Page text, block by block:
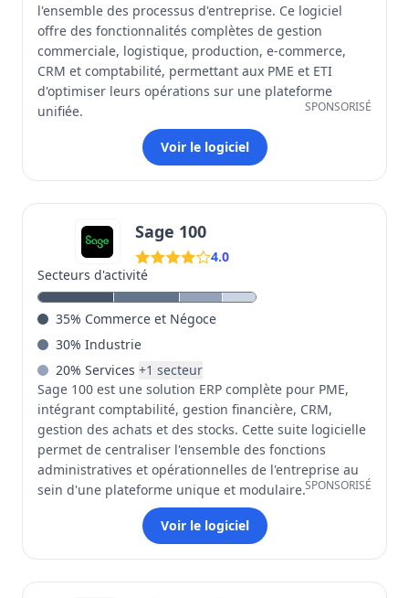
l'ensemble des processus d'entreprise. Ce logiciel
offre des fonctionnalités complètes de gestion
commerciale, logistique, production, e-commerce,
CRM et comptabilité, permettant aux PME et ETI
d'optimiser leurs opérations sur une plateforme
unifiée.
SPONSORISÉ
Voir le logiciel
Sage 100
4.0
Secteurs d'activité
35% Commerce et Négoce
30% Industrie
20% Services +1 secteur
Sage 100 est une solution ERP complète pour PME,
intégrant comptabilité, gestion financière, CRM,
gestion des achats et des stocks. Cette suite logicielle
permet de centraliser l'ensemble des fonctions
administratives et opérationnelles de l'entreprise au
sein d'une plateforme unique et modulaire.SPONSORISÉ
Voir le logiciel